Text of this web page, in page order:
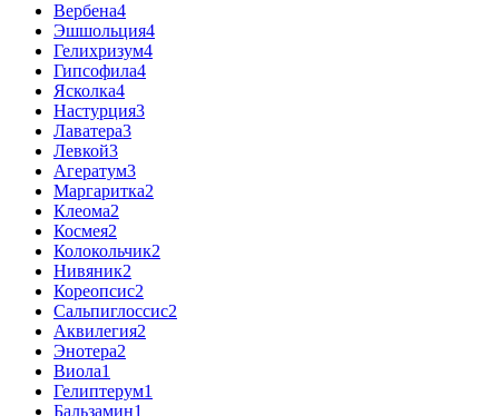
Вербена4
Эшшольция4
Гелихризум4
Гипсофила4
Ясколка4
Настурция3
Лаватера3
Левкой3
Агератум3
Маргаритка2
Клеома2
Космея2
Колокольчик2
Нивяник2
Кореопсис2
Сальпиглоссис2
Аквилегия2
Энотера2
Виола1
Гелиптерум1
Бальзамин1